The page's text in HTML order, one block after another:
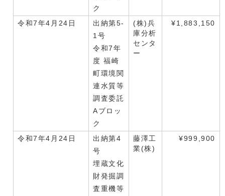
ク
令和7年4月24日
出納第5-
1号
令和7年
度 福崎
町環境関
連水質等
調査委託
Aブロッ
ク
(株)兵
庫分析
センタ
ー
¥1,883,150
令和7年4月24日
出納第4
号
埋蔵文化
財発掘調
査重機等
藤澤工
業(株)
¥999,900